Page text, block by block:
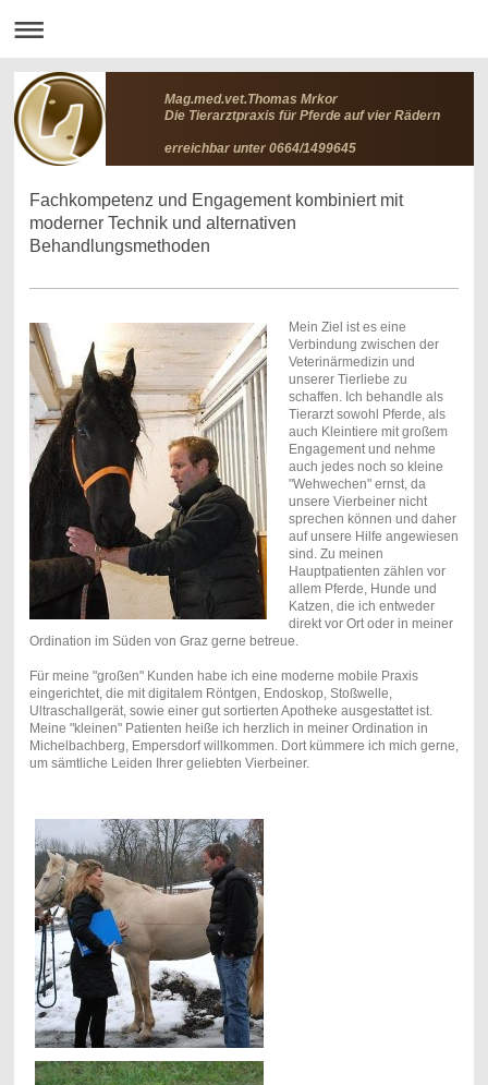
Mag.med.vet.Thomas Mrkor
Die Tierarztpraxis für Pferde auf vier Rädern
erreichbar unter 0664/1499645
Fachkompetenz und Engagement kombiniert mit
moderner Technik und alternativen
Behandlungsmethoden
Mein Ziel ist es eine
Verbindung zwischen der
Veterinärmedizin und
unserer Tierliebe zu
schaffen. Ich behandle als
Tierarzt sowohl Pferde, als
auch Kleintiere mit großem
Engagement und nehme
auch jedes noch so kleine
"Wehwechen" ernst, da
unsere Vierbeiner nicht
sprechen können und daher
auf unsere Hilfe angewiesen
sind. Zu meinen
Hauptpatienten zählen vor
allem Pferde, Hunde und
Katzen, die ich entweder
direkt vor Ort oder in meiner
Ordination im Süden von Graz gerne betreue.
Für meine "großen" Kunden habe ich eine moderne mobile Praxis
eingerichtet, die mit digitalem Röntgen, Endoskop, Stoßwelle,
Ultraschallgerät, sowie einer gut sortierten Apotheke ausgestattet ist.
Meine "kleinen" Patienten heiße ich herzlich in meiner Ordination in
Michelbachberg, Empersdorf willkommen. Dort kümmere ich mich gerne,
um sämtliche Leiden Ihrer geliebten Vierbeiner.